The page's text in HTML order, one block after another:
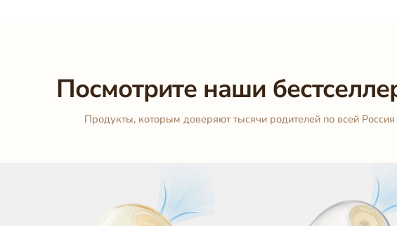
Посмотрите наши
Продукты, которым доверяют тысячи родителей по всей Россия